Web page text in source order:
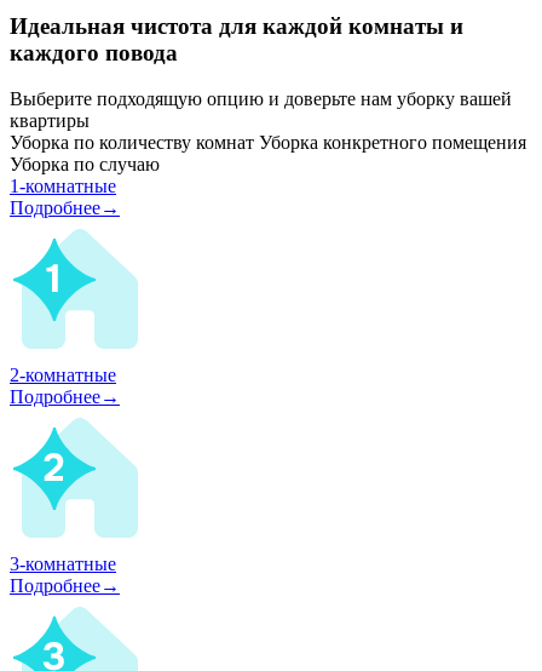
Идеальная чистота для каждой комнаты и
каждого повода
Выберите подходящую опцию и доверьте нам уборку вашей
квартиры
Уборка по количеству комнат Уборка конкретного помещения
Уборка по случаю
1-комнатные
Подробнее→
2-комнатные
Подробнее→
3-комнатные
Подробнее→